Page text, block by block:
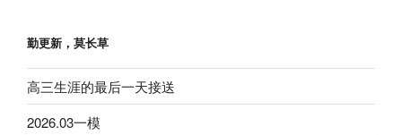
勤更新，莫长草
高三生涯的最后一天接送
2026.03一模